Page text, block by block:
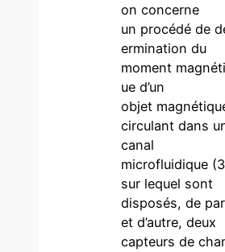
on concerne
un procédé de
ermination du
moment
ue d’un
objet
circulant dans
canal
microfluidique
sur lequel sont
disposés, de
et d’autre, deux
capteurs de